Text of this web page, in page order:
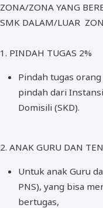
ZONA/ZONA YANG
SMK DALAM/LUAR
1. PINDAH TUGAS 2%
Pindah tugas
pindah dari
Domisili (SKD).
2. ANAK GURU DAN
Untuk anak Guru
PNS), yang bisa
bertugas,